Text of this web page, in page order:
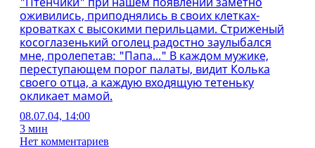
оживились, приподнялись в своих клетках-
кроватках с высокими перильцами. Стриженый
косоглазенький оголец радостно заулыбался
мне, пролепетав: "Папа..." В каждом мужике,
переступающем порог палаты, видит Колька
своего отца, а каждую входящую тетеньку
окликает мамой.
08.07.04, 14:00
3 мин
Нет комментариев